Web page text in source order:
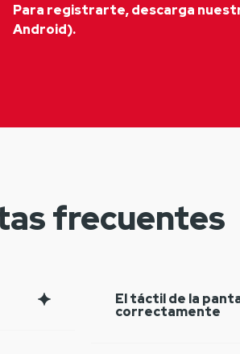
Para registrarte, descarga
Android).
frecuentes
El táctil de la
correctamente